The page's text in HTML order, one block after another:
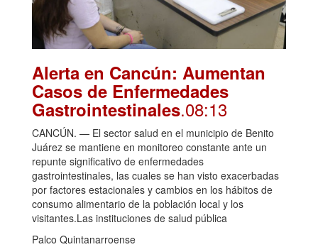
Alerta en Cancún: Aumentan
Casos de Enfermedades
Gastrointestinales.08:13
CANCÚN. — El sector salud en el municipio de Benito
Juárez se mantiene en monitoreo constante ante un
repunte significativo de enfermedades
gastrointestinales, las cuales se han visto exacerbadas
por factores estacionales y cambios en los hábitos de
consumo alimentario de la población local y los
visitantes.Las instituciones de salud pública
Palco Quintanarroense